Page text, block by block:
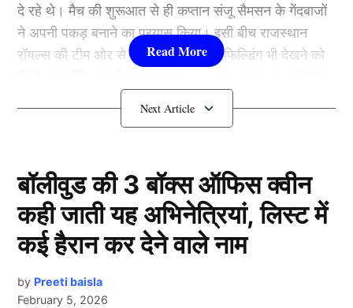
दे रहे थे। मैच की शुरूआत से ही कप्तान संजू सैमसन के गेंदबाजों
ने अपनी पकड़ बनाने का प्रयास किया। इसी बीच राजस्थान
रॉयल्स की टीम ओर से बहुत ही असाधारण फिल्डिंग भी देखने को
पर बेकार फील्डिंग के कारण फील्डर को भी गालियाँ सुनने को मिल
कैमरे के सामने भड़के चहल
बॉलीवुड की 3 बॉक्स ऑफिस क्वीन
कही जाती यह अभिनेत्रियां, लिस्ट में
कई हैरान कर देने वाले नाम
by Preeti baisla
February 5, 2026